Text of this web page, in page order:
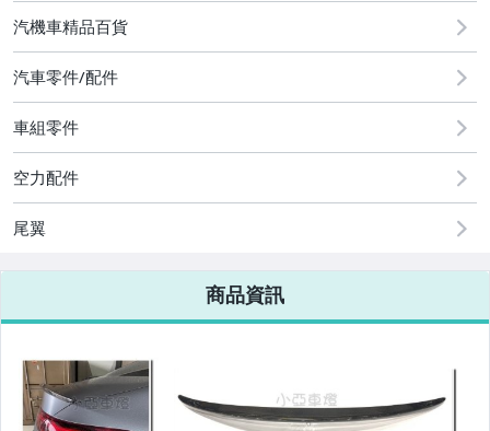
其他汽車零配件
原廠=規格大燈.正廠大燈
改裝=R8燈眉款DRL大燈
改裝=光圈魚眼大燈.一般魚眼大燈
客製=光圈魚眼導光條日行燈系列
汽機車精品百貨
汽車零件/配件
車組零件
空力配件
尾翼
商品資訊